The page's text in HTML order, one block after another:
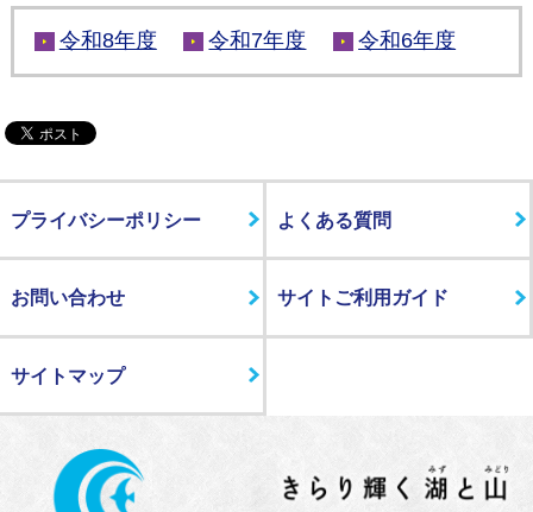
令和8年度 令和7年度 令和6年度
プライバシーポリシー よくある質問
お問い合わせ サイトご利用ガイド
サイトマップ